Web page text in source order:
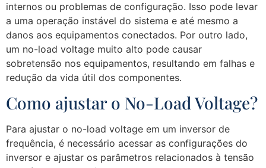
internos ou problemas de configuração. Isso pode levar
a uma operação instável do sistema e até mesmo a
danos aos equipamentos conectados. Por outro lado,
um no-load voltage muito alto pode causar
sobretensão nos equipamentos, resultando em falhas e
redução da vida útil dos componentes.
Como ajustar o No-Load Voltage?
Para ajustar o no-load voltage em um inversor de
frequência, é necessário acessar as configurações do
inversor e ajustar os parâmetros relacionados à tensão